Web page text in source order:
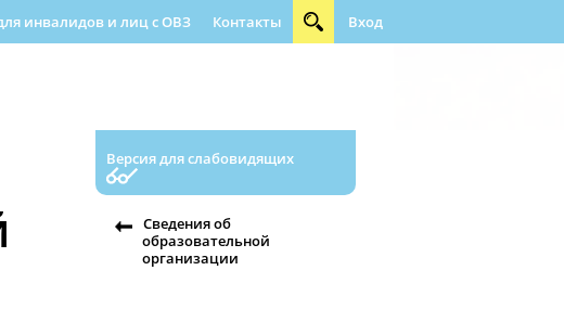
инвалидов и лиц с ОВЗ Контакты Вход
Версия для слабовидящих
Сведения об
образовательной
организации